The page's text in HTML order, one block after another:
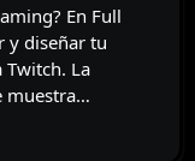
y diseñar tu
La
muestra…